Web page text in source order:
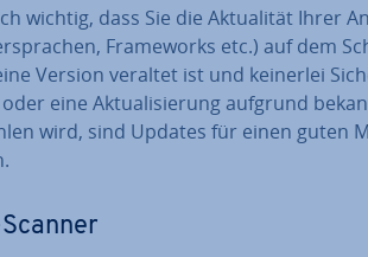
wichtig, dass Sie die Ak­tua­li­tät Ihrer
Frame­works etc.) auf dem
Version veraltet ist und keinerlei
eine Ak­tua­li­sie­rung aufgrund
wird, sind Updates für einen guten